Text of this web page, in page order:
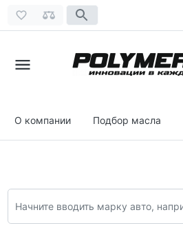
О компании Подбор масла